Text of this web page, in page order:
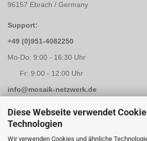
Diese Webseite verwendet
Technologien
Wir verwenden Cookies und ähnliche
96157 Ebrach / Germany
Support:
+49 (0)951-4082250
Mo-Do: 9:00 - 16:30 Uhr
Fr: 9:00 - 12:00 Uhr
info@mosaik-netzwerk.de
Retouren Adresse:
Mosaik-Netzwerk